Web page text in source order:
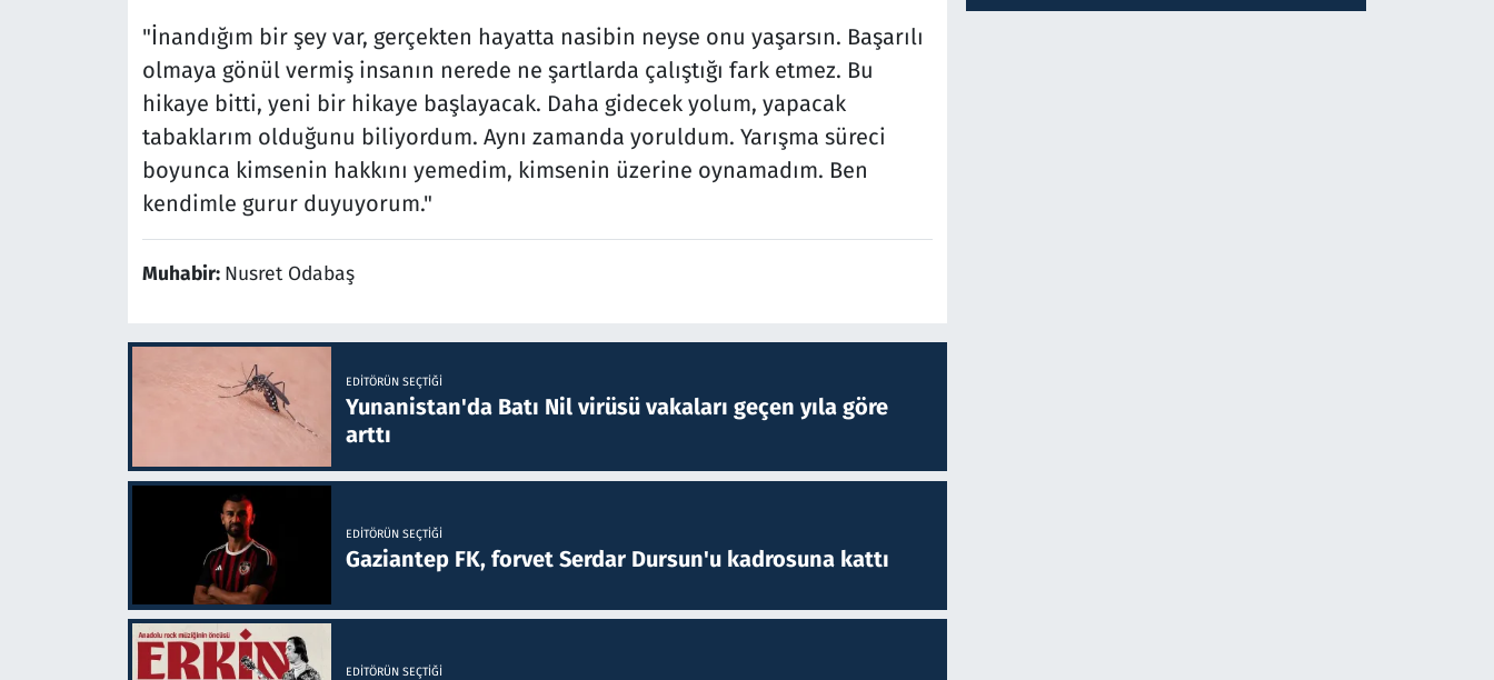
"İnandığım bir şey var, gerçekten hayatta nasibin neyse onu yaşarsın. Başarılı
olmaya gönül vermiş insanın nerede ne şartlarda çalıştığı fark etmez. Bu
hikaye bitti, yeni bir hikaye başlayacak. Daha gidecek yolum, yapacak
tabaklarım olduğunu biliyordum. Aynı zamanda yoruldum. Yarışma süreci
boyunca kimsenin hakkını yemedim, kimsenin üzerine oynamadım. Ben
kendimle gurur duyuyorum."
Muhabir: Nusret Odabaş
EDITÖRÜN SEÇTIĞI
Yunanistan'da Batı Nil virüsü vakaları geçen yıla göre
arttı
EDITÖRÜN SEÇTIĞI
Gaziantep FK, forvet Serdar Dursun'u kadrosuna kattı
EDITÖRÜN SEÇTIĞI